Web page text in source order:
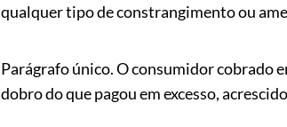
qualquer tipo de constrangimento ou
Parágrafo único. O consumidor cobrado
dobro do que pagou em excesso,